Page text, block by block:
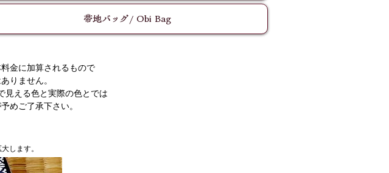
帯地バッグ/ Obi Bag
金に加算されるもので
りません。​
見える色と実際の色とでは
めご了承下さい。
します。